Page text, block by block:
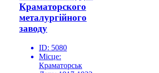
Краматорского
металургійного
заводу
ID: 5080
Місце:
Краматорськ